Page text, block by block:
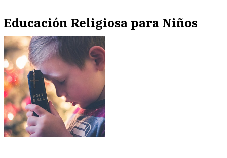
Educación Religiosa para Niños